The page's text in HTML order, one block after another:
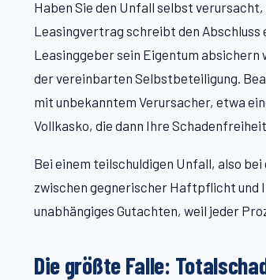
Haben Sie den Unfall selbst
Leasingvertrag schreibt den Abschluss
Leasinggeber sein Eigentum absichern
der vereinbarten Selbstbeteiligung.
mit unbekanntem Verursacher, etwa
Vollkasko, die dann Ihre
Bei einem teilschuldigen Unfall, also
zwischen gegnerischer Haftpflicht und
unabhängiges Gutachten, weil jeder
Die größte Falle: